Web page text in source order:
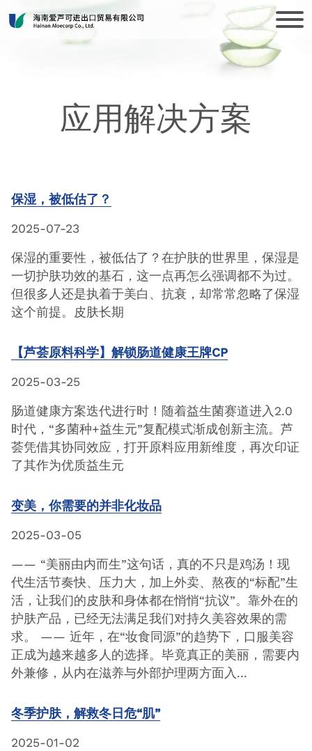
应用解决方案
保湿，被低估了？
2025-07-23
保湿的重要性，被低估了？在护肤的世界里，保湿是
一切护肤功效的基石，这一点再怎么强调都不为过。
但很多人还是执着于美白、抗衰，却常常忽略了保湿
这个前提。皮肤长期
【芦荟原料科学】解锁肠道健康王牌CP
2025-03-25
肠道健康方案迭代进行时！随着益生菌赛道进入2.0
时代，“多菌种+益生元”复配模式渐成创新主流。芦
荟凭借其协同效应，打开原料应用新维度，再次印证
了其作为优质益生元
变美，你需要的并非化妆品
2025-03-05
—— “美丽由内而生”这句话，真的不只是鸡汤！现
代生活节奏快、压力大，加上外卖、熬夜的“标配”生
活，让我们的皮肤和身体都在悄悄“抗议”。靠外在的
护肤产品，已经无法满足我们对持久美容效果的需
求。 —— 近年，在“妆食同源”的趋势下，口服美容
正成为越来越多人的选择。毕竟真正的美丽，需要内
外兼修，从内在滋养与外部护理两方面入...
冬季护肤，解救冬日危“肌”
2025-01-02